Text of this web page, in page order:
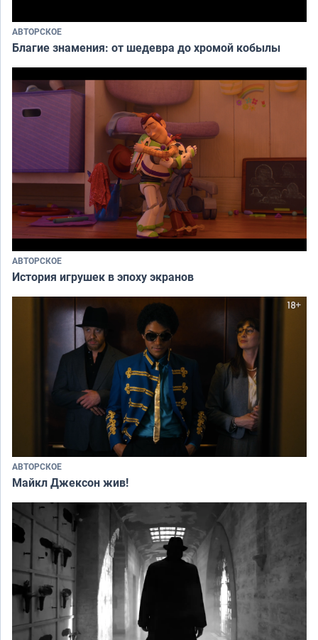
АВТОРСКОЕ
Благие знамения: от шедевра до хромой кобылы
АВТОРСКОЕ
История игрушек в эпоху экранов
АВТОРСКОЕ
Майкл Джексон жив!